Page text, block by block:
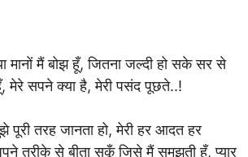
मानों मैं बोझ हूँ, जितना जल्दी हो सके सर से
मेरे सपने क्या है, मेरी पसंद पूछते..!
पूरी तरह जानता हो, मेरी हर आदत हर
तरीके से बीता सकूँ जिसे मैं समझती हूँ, प्यार